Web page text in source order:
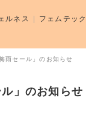
雨セール」のお知らせ
」のお知らせ
ルネス フェムテック